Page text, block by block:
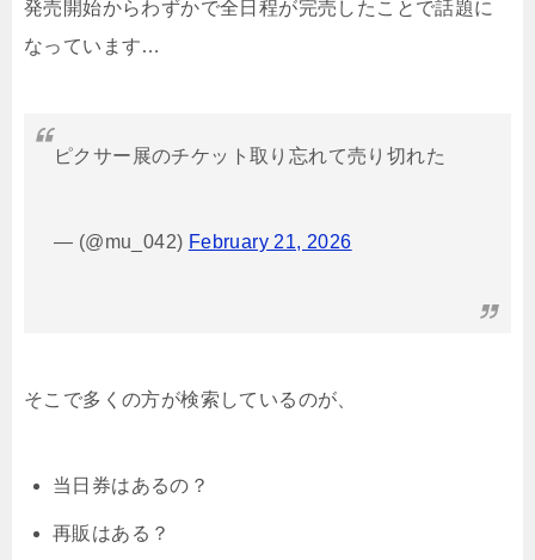
発売開始からわずかで全日程が完売したことで話題に
なっています…
ピクサー展のチケット取り忘れて売り切れた
— (@mu_042) February 21, 2026
そこで多くの方が検索しているのが、
当日券はあるの？
再販はある？